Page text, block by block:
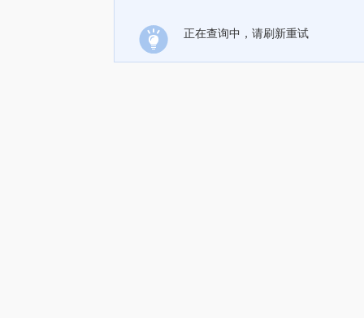
正在查询中，请刷新重试